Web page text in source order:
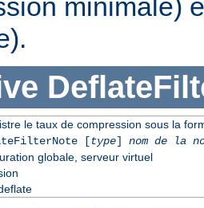
minimale)
le taux de compression sous la
[type] nom de la
globale, serveur virtuel